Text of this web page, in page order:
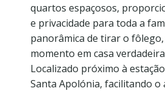
quartos espaçosos,
e privacidade para toda a
panorâmica de tirar o
momento em casa
Localizado próximo à
Santa Apolónia, facilitando o